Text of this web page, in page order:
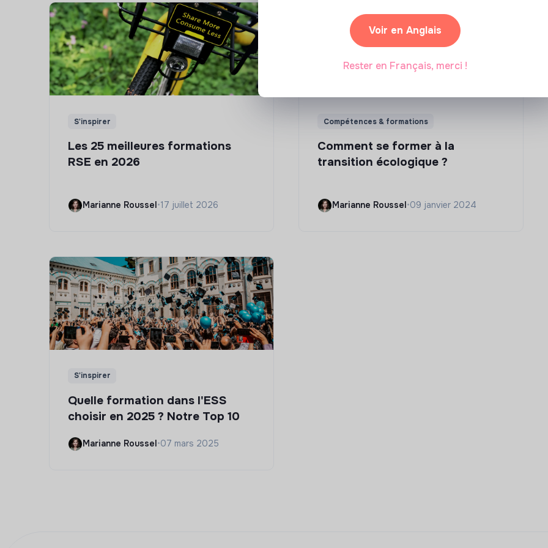
S'inspirer
Les 25 meilleures formations
RSE en 2026
Marianne Roussel•17 juillet 2026
Compétences & formations
Comment se former à la
transition écologique ?
Marianne Roussel•09 janvier 2024
S'inspirer
Quelle formation dans l'ESS
choisir en 2025 ? Notre Top 10
Marianne Roussel•07 mars 2025
Voir en Anglais
Rester en Français, merci !